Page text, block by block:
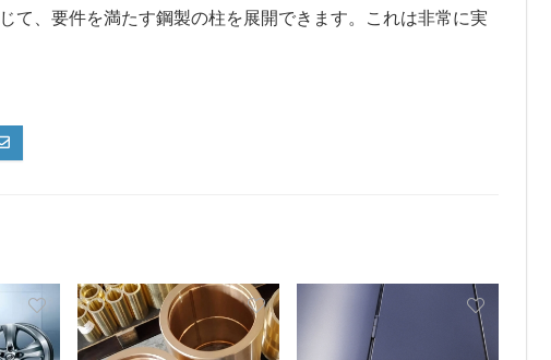
て、要件を満たす鋼製の柱を展開できます。これは非常に実